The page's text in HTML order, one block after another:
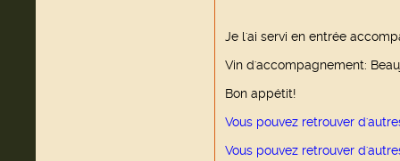
Je l'ai servi en entrée
Vin d'accompagnement:
Bon appétit!
Vous pouvez retrouver
Vous pouvez retrouver